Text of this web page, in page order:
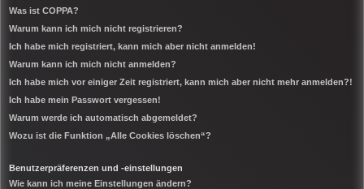
Was ist COPPA?
Warum kann ich mich nicht registrieren?
Ich habe mich registriert, kann mich aber nicht anmelden!
Warum kann ich mich nicht anmelden?
Ich habe mich vor einiger Zeit registriert, kann mich aber nicht mehr anmelden?!
Ich habe mein Passwort vergessen!
Warum werde ich automatisch abgemeldet?
Wozu ist die Funktion „Alle Cookies löschen“?
Benutzerpräferenzen und -einstellungen
Wie kann ich meine Einstellungen ändern?